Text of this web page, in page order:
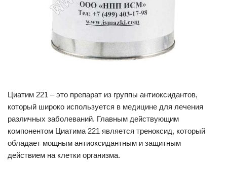
Циатим 221 – это препарат из группы антиоксидантов,
который широко используется в медицине для лечения
различных заболеваний. Главным действующим
компонентом Циатима 221 является треноксид, который
обладает мощным антиоксидантным и защитным
действием на клетки организма.